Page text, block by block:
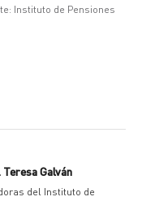
Instituto de Pensiones
Galván
del Instituto de